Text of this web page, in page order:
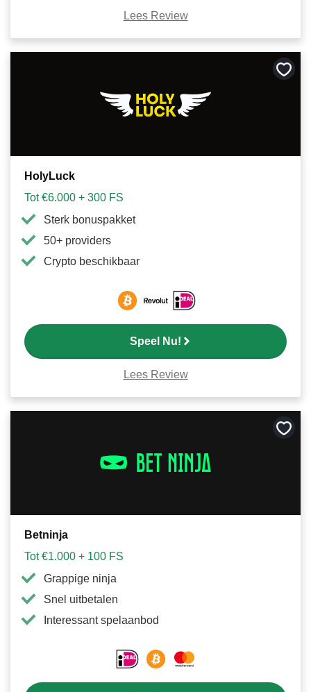
Lees Review
HolyLuck
Tot €6.000 + 300 FS
Sterk bonuspakket
50+ providers
Crypto beschikbaar
Speel Nu!
Lees Review
Betninja
Tot €1.000 + 100 FS
Grappige ninja
Snel uitbetalen
Interessant spelaanbod